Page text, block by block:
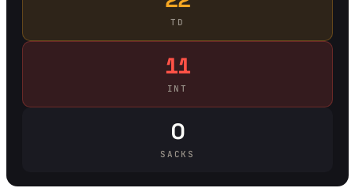
TD
11
INT
0
SACKS